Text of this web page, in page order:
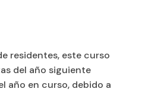
residentes, este curso
del año siguiente
año en curso, debido a